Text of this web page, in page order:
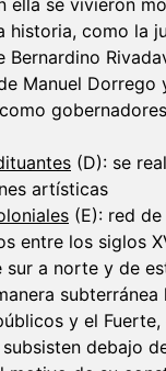
ella se vivieron
historia, como la
Bernardino
Manuel Dorrego
(D): se
artísticas
(E): red
entre los siglos
sur a norte y de
subterránea
y el Fuerte,
debajo